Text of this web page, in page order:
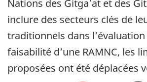
Nations des Gitga’at et des
inclure des secteurs clés de
traditionnels dans l’évaluation
faisabilité d’une RAMNC, les
proposées ont été déplacées